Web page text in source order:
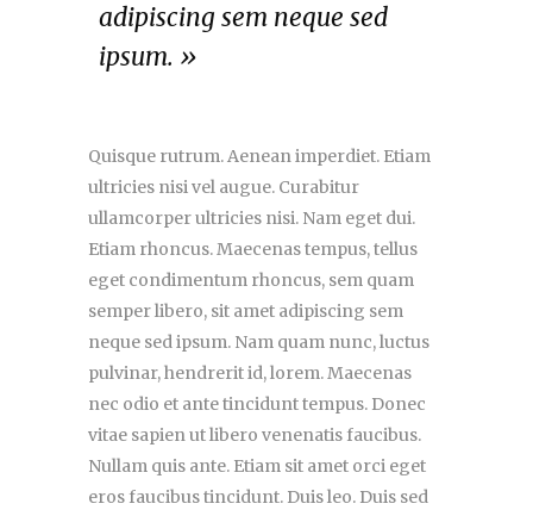
adipiscing sem neque sed
ipsum. »
Quisque rutrum. Aenean imperdiet. Etiam
ultricies nisi vel augue. Curabitur
ullamcorper ultricies nisi. Nam eget dui.
Etiam rhoncus. Maecenas tempus, tellus
eget condimentum rhoncus, sem quam
semper libero, sit amet adipiscing sem
neque sed ipsum. Nam quam nunc, luctus
pulvinar, hendrerit id, lorem. Maecenas
nec odio et ante tincidunt tempus. Donec
vitae sapien ut libero venenatis faucibus.
Nullam quis ante. Etiam sit amet orci eget
eros faucibus tincidunt. Duis leo. Duis sed